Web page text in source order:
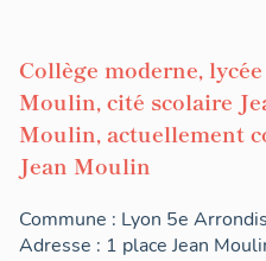
Collège moderne,
Moulin, cité scolaire
Moulin, actuellement
Jean Moulin
Commune : Lyon 5e
Adresse : 1 place Jean